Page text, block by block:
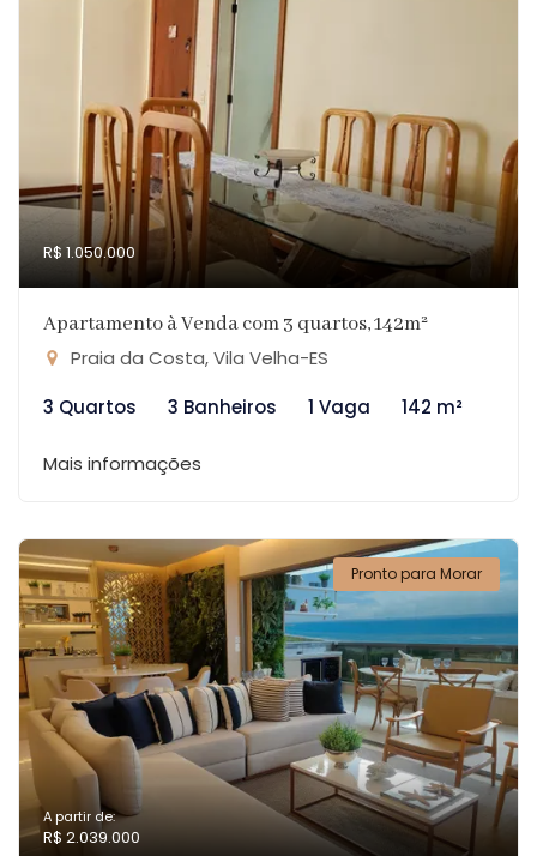
R$ 1.050.000
Apartamento à Venda com 3 quartos, 142m²
Praia da Costa, Vila Velha-ES
3 Quartos
3 Banheiros 1 Vaga 142 m²
Mais informações
Pronto para Morar
A partir de:
R$ 2.039.000